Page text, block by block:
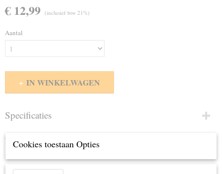
€ 12,99 (inclusief btw 21%)
Aantal
IN WINKELWAGEN
Specificaties
31
Omschrijving
Cookies toestaan Opties